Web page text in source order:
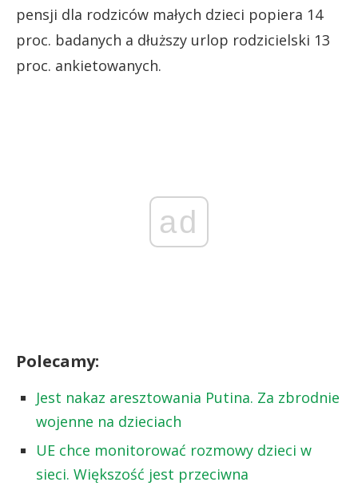
pensji dla rodziców małych dzieci popiera 14
proc. badanych a dłuższy urlop rodzicielski 13
proc. ankietowanych.
ad
Polecamy:
Jest nakaz aresztowania Putina. Za zbrodnie
wojenne na dzieciach
UE chce monitorować rozmowy dzieci w
sieci. Większość jest przeciwna